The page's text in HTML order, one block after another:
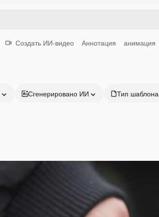
Создать ИИ-видео Аннотация анимация
Сгенерировано ИИ Тип шаблона
Продукция